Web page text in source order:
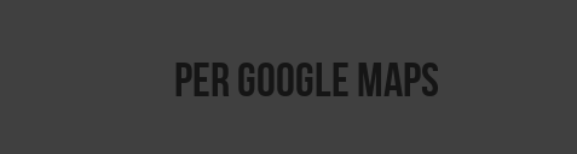
per Google Maps